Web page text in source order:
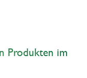
Produkten im